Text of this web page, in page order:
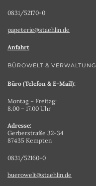
0831/52170-0
papeterie@staehlin.de
Anfahrt
BÜROWELT & VERWALTUNG
Büro (Telefon & E-Mail):
Montag – Freitag:
8.00 – 17.00 Uhr
Adresse:
Gerberstraße 32-34
87435 Kempten
0831/52160-0
buerowelt@staehlin.de